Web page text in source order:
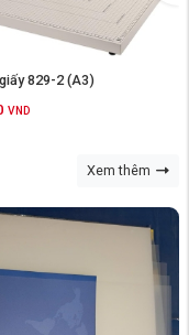
829-2 (A3)
VND
Xem thêm